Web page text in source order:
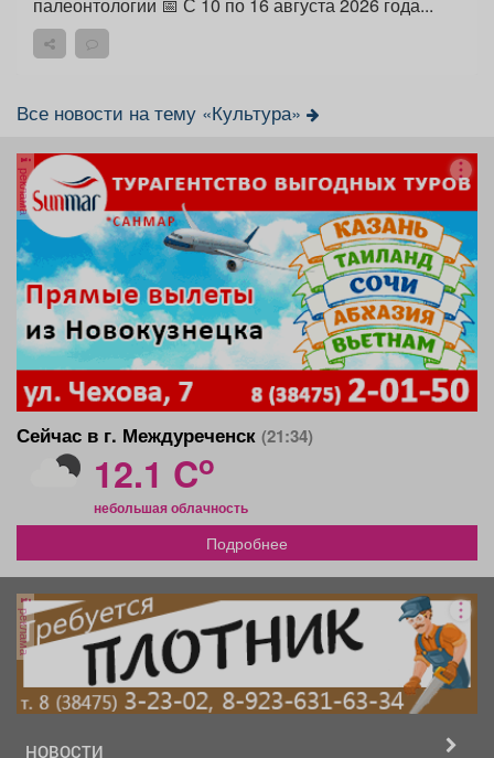
Все новости на тему «Культура»
реклама
Сейчас в г. Междуреченск (21:34)
12.1 Co
небольшая облачность
Подробнее
реклама
НОВОСТИ